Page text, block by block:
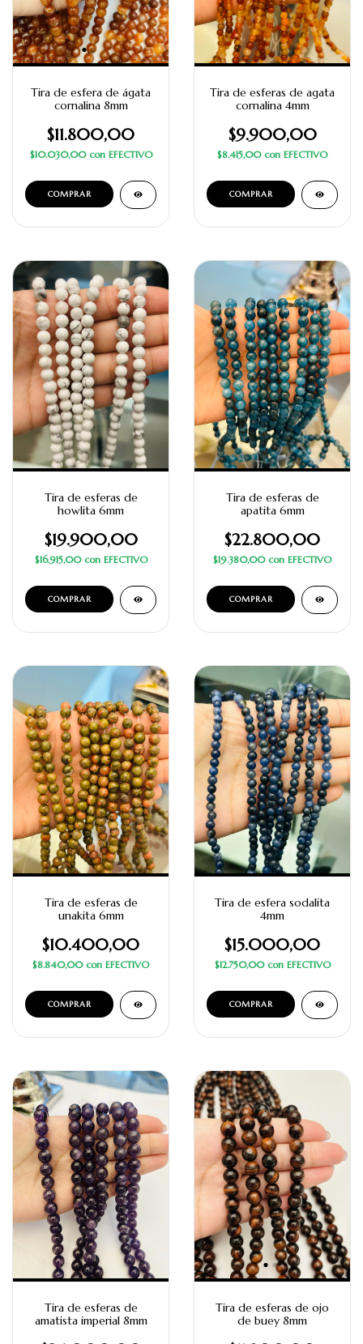
Tira de esfera de ágata
cornalina 8mm
$11.800,00
$10.030,00 con EFECTIVO
Tira de esferas de agata
cornalina 4mm
$9.900,00
$8.415,00 con EFECTIVO
Tira de esferas de
howlita 6mm
$19.900,00
$16.915,00 con EFECTIVO
Tira de esferas de
apatita 6mm
$22.800,00
$19.380,00 con EFECTIVO
Tira de esferas de
unakita 6mm
$10.400,00
$8.840,00 con EFECTIVO
Tira de esfera sodalita
4mm
$15.000,00
$12.750,00 con EFECTIVO
Tira de esferas de
amatista imperial 8mm
Tira de esferas de ojo
de buey 8mm